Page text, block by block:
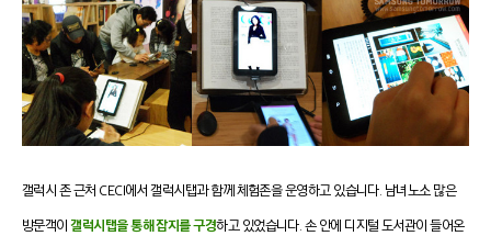
갤럭시 존 근처 CECI에서 갤럭시탭과 함께 체험존을운영하고 있습니다. 남녀노소 많은
방문객이갤럭시탭을 통해 잡지를 구경하고 있었습니다.손 안에 디지털 도서관이 들어온